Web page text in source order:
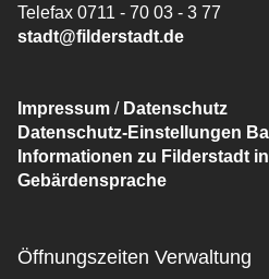
Telefax 0711 - 70 03 - 3 77
stadt@filderstadt.de
Impressum / Datenschutz
Datenschutz-Einstellungen
Informationen zu Filderstadt
Gebärdensprache
Öffnungszeiten Verwaltung